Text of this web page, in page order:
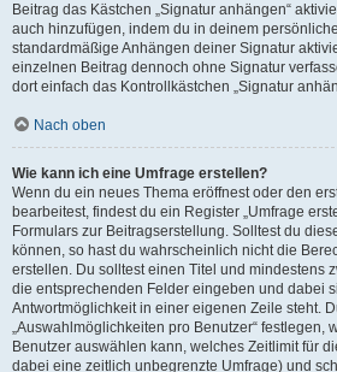
Beitrag das Kästchen „Signatur anhängen“
auch hinzufügen, indem du in deinem
standardmäßige Anhängen deiner Signatur
einzelnen Beitrag dennoch ohne Signatur
dort einfach das Kontrollkästchen „Signatur
Nach oben
Wie kann ich eine Umfrage erstellen?
Wenn du ein neues Thema eröffnest oder den
bearbeitest, findest du ein Register „Umfrage
Formulars zur Beitragserstellung. Solltest du
können, so hast du wahrscheinlich nicht die
erstellen. Du solltest einen Titel und mindestens
die entsprechenden Felder eingeben und dabei
Antwortmöglichkeit in einer eigenen Zeile steht.
„Auswahlmöglichkeiten pro Benutzer“ festlegen,
Benutzer auswählen kann, welches Zeitlimit für
dabei eine zeitlich unbegrenzte Umfrage) und